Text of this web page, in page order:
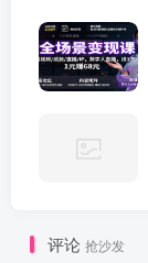
评论 抢沙发